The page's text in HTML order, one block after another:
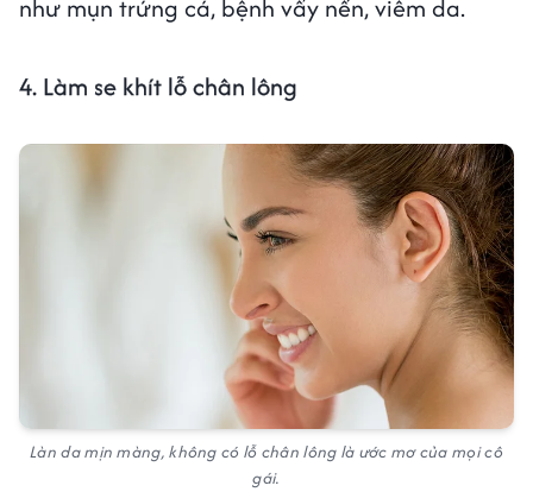
như mụn trứng cá, bệnh vẩy nến, viêm da.
4. Làm se khít lỗ chân lông
Làn da mịn màng, không có lỗ chân lông là ước mơ của mọi cô
gái.